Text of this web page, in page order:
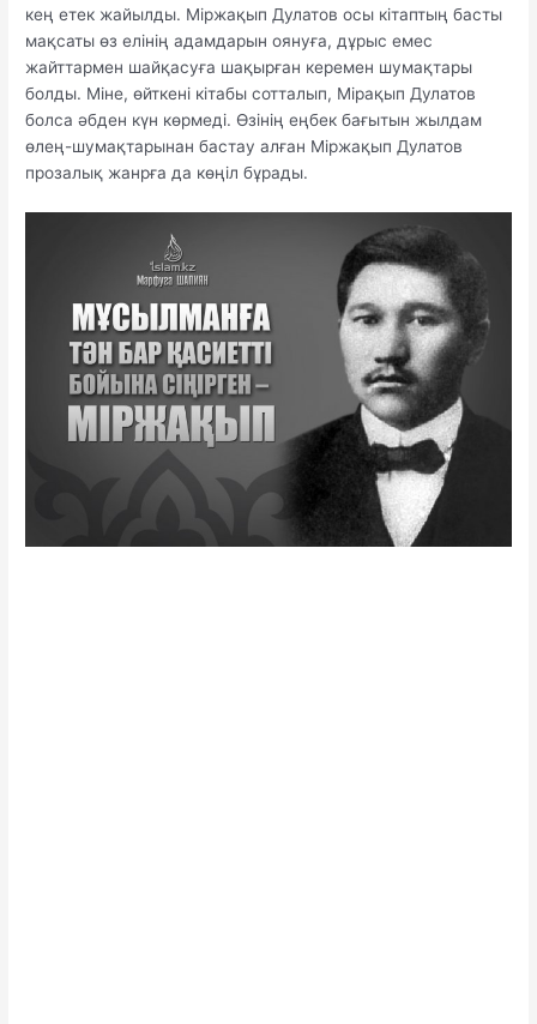
кең етек жайылды. Міржақып Дулатов осы кітаптың басты
мақсаты өз елінің адамдарын оянуға, дұрыс емес
жайттармен шайқасуға шақырған керемен шумақтары
болды. Міне, өйткені кітабы сотталып, Мірақып Дулатов
болса әбден күн көрмеді. Өзінің еңбек бағытын жылдам
өлең-шумақтарынан бастау алған Міржақып Дулатов
прозалық жанрға да көңіл бұрады.